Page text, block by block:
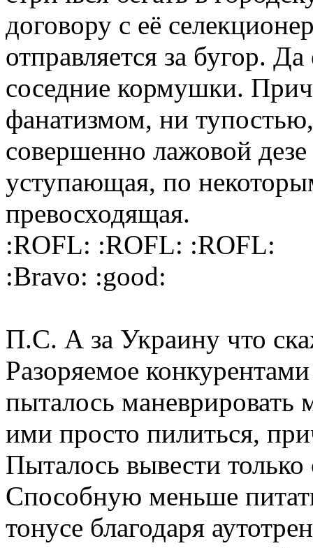
договору с её
отправляется за бугор.
соседние кормушки.
фанатизмом, ни
совершенно лажовой
уступающая, по
превосходящая.
:ROFL: :ROFL: :ROFL:
:Bravo: :good:
П.С. А за Украину что
Разоряемое
пыталось маневрировать
ими просто пилиться,
Пыталось вывести
Способную меньше
тонусе благодаря